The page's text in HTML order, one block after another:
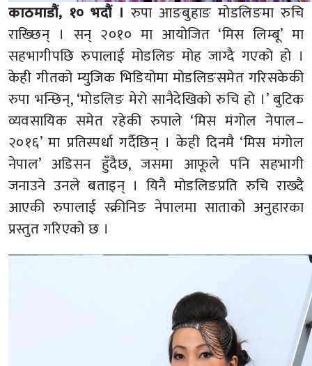
काठमाडौं, १० भदौं । रुपा आङबुहाङ मोडलिङमा रुचि
राख्छिन् । सन् २०१० मा आयोजित ‘मिस लिम्बू’ मा
सहभागीपछि रुपालाई मोडलिङ मोह जाग्दै गएको हो ।
केही गीतको म्युजिक भिडियोमा मोडलिङसमेत गरिसकेकी
रुपा भन्छिन्, ‘मोडलिङ मेरो सानैदेखिको रुचि हो ।’ बुटिक
व्यवसायिक समेत रहेकी रुपाले ‘मिस मंगोल नेपाल–
२०१६’ मा प्रतिस्पर्धा गर्दैछिन् । केही दिनमै ‘मिस मंगोल
नेपाल’ अडिसन हुँदैछ, जसमा आफूले पनि सहभागी
जनाउने उनले बताइन् । यिनै मोडलिङप्रति रुचि राख्दै
आएकी रुपालाई स्क्रीनिङ नेपालमा साताको अनुहारका
प्रस्तुत गरिएको छ ।